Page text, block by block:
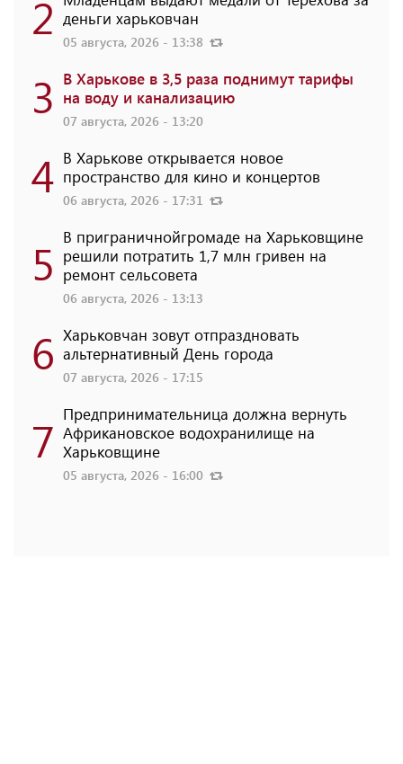
2 деньги харьковчан
05 августа, 2026 - 13:38
3 В Харькове в 3,5 раза поднимут тарифы
на воду и канализацию
07 августа, 2026 - 13:20
4 В Харькове открывается новое
пространство для кино и концертов
06 августа, 2026 - 17:31
5 В приграничнойгромаде на Харьковщине
решили потратить 1,7 млн ​​гривен на
ремонт сельсовета
06 августа, 2026 - 13:13
6 Харьковчан зовут отпраздновать
альтернативный День города
07 августа, 2026 - 17:15
7 Предпринимательница должна вернуть
Африкановское водохранилище на
Харьковщине
05 августа, 2026 - 16:00